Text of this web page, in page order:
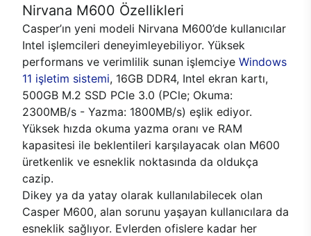
Nirvana M600 Özellikleri
Casper’ın yeni modeli Nirvana M600’de kullanıcılar
Intel işlemcileri deneyimleyebiliyor. Yüksek
performans ve verimlilik sunan işlemciye Windows
11 işletim sistemi, 16GB DDR4, Intel ekran kartı,
500GB M.2 SSD PCle 3.0 (PCle; Okuma:
2300MB/s - Yazma: 1800MB/s) eşlik ediyor.
Yüksek hızda okuma yazma oranı ve RAM
kapasitesi ile beklentileri karşılayacak olan M600
üretkenlik ve esneklik noktasında da oldukça
cazip.
Dikey ya da yatay olarak kullanılabilecek olan
Casper M600, alan sorunu yaşayan kullanıcılara da
esneklik sağlıyor. Evlerden ofislere kadar her